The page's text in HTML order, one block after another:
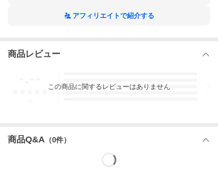
■USB出力
約20時間(75%音量の場合)
アフィリエイトで紹介する
商品レビュー
3
この商品に関するレビューはありません
商品Q&A （0件）